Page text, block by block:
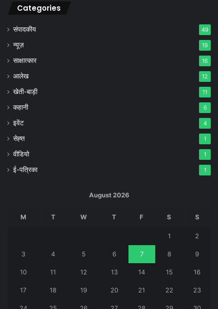
Categories
संपादकीय 49
न्यूज़ 19
साक्षात्कार 16
आलेख 12
खेती-बाड़ी 11
कहानी 6
इवेंट 4
सेह्त 1
वीडियो 1
ई-पत्रिका 1
August 2026
M T W T F S S
1 2
3 4 5 6 7 8 9
10 11 12 13 14 15 16
17 18 19 20 21 22 23